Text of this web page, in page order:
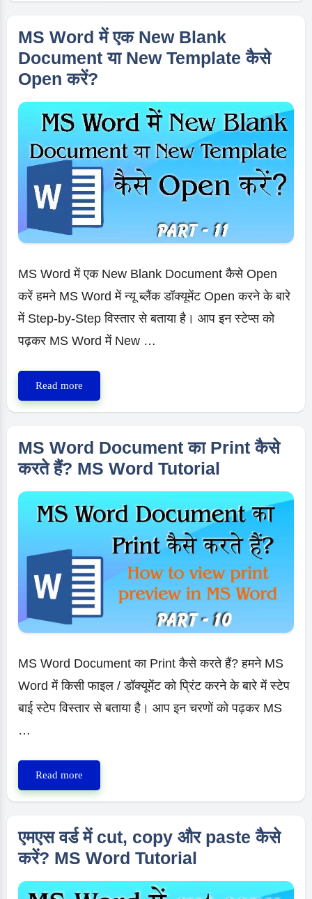
Commands
उनका
उपयोग
MS
Word
Tutorial
MS Word में एक New Blank
Document या New Template कैसे
Open करें?
MS Word में एक New Blank Document कैसे Open
करें हमने MS Word में न्यू ब्लैंक डॉक्यूमेंट Open करने के बारे
में Step-by-Step विस्तार से बताया है। आप इन स्टेप्स को
पढ़कर MS Word में New …
Read more
Word
एक
New
या
Template
कैसे
Open
करें?
MS Word Document का Print कैसे
करते हैं? MS Word Tutorial
MS Word Document का Print कैसे करते हैं? हमने MS
Word में किसी फाइल / डॉक्यूमेंट को प्रिंट करने के बारे में स्टेप
बाई स्टेप विस्तार से बताया है। आप इन चरणों को पढ़कर MS
…
Read more
Word
का
Print
एमएस वर्ड में cut, copy और paste कैसे
करें? MS Word Tutorial